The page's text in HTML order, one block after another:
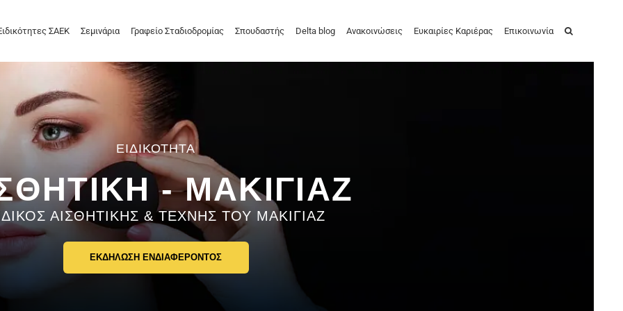
ΣΑΕΚ Σεμινάρια Γραφείο Σταδιοδρομίας Σπουδαστής Delta blog Ανακοινώσεις Ευκαιρίες Καριέρας Επικοινωνία
- ΜΑΚΙΓΙΑΖ
ΑΙΣΘΗΤΙΚΗΣ & ΤΕΧΝΗΣ ΤΟΥ ΜΑΚΙΓΙΑΖ
ΕΚΔΗΛΩΣΗ ΕΝΔΙΑΦΕΡΟΝΤΟΣ